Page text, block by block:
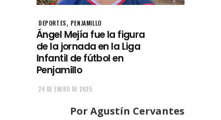
DEPORTES, PENJAMILLO
Ángel Mejía fue la figura
de la jornada en la Liga
Infantil de fútbol en
Penjamillo
24 DE ENERO DE 2025
Por Agustín Cervantes